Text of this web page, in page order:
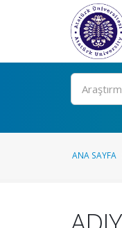
Ara
ANA SAYFA